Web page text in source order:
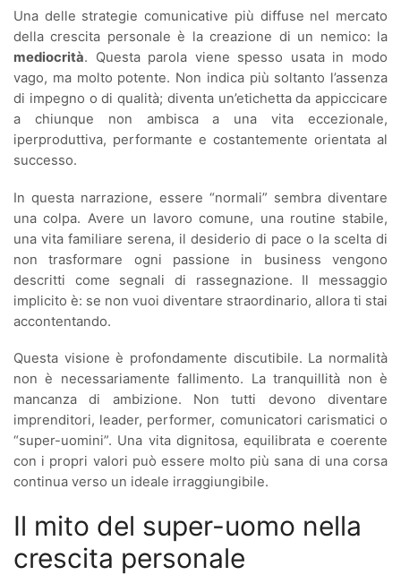
Una delle strategie comunicative più diffuse nel mercato
della crescita personale è la creazione di un nemico: la
mediocrità. Questa parola viene spesso usata in modo
vago, ma molto potente. Non indica più soltanto l’assenza
di impegno o di qualità; diventa un’etichetta da appiccicare
a chiunque non ambisca a una vita eccezionale,
iperproduttiva, performante e costantemente orientata al
successo.
In questa narrazione, essere “normali” sembra diventare
una colpa. Avere un lavoro comune, una routine stabile,
una vita familiare serena, il desiderio di pace o la scelta di
non trasformare ogni passione in business vengono
descritti come segnali di rassegnazione. Il messaggio
implicito è: se non vuoi diventare straordinario, allora ti stai
accontentando.
Questa visione è profondamente discutibile. La normalità
non è necessariamente fallimento. La tranquillità non è
mancanza di ambizione. Non tutti devono diventare
imprenditori, leader, performer, comunicatori carismatici o
“super-uomini”. Una vita dignitosa, equilibrata e coerente
con i propri valori può essere molto più sana di una corsa
continua verso un ideale irraggiungibile.
Il mito del super-uomo nella
crescita personale